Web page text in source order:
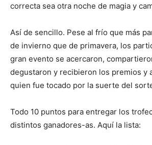
correcta sea otra noche de magia y
Así de sencillo. Pese al frío que más
de invierno que de primavera, los
gran evento se acercaron,
degustaron y recibieron los premios y
quien fue tocado por la suerte del
Todo 10 puntos para entregar los
distintos ganadores-as. Aquí la lista: